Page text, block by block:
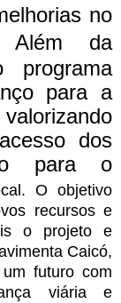
no
Além da
programa
para a
dos
para o
O objetivo
recursos e
o projeto e
Caicó,
futuro com
viária e